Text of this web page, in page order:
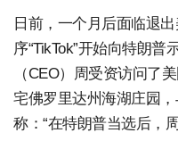
日前，一个月后面临退
序“TikTok”开始向特朗普
（CEO）周受资访问了
宅佛罗里达州海湖庄园
称：“在特朗普当选后，